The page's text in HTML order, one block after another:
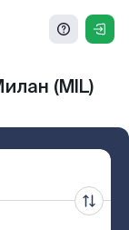
(MIL)